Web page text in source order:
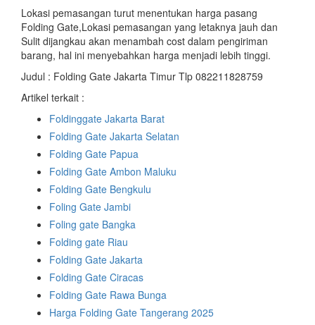
Lokasi pemasangan turut menentukan harga pasang
Folding Gate,Lokasi pemasangan yang letaknya jauh dan
Sulit dijangkau akan menambah cost dalam pengiriman
barang, hal ini menyebahkan harga menjadi lebih tinggi.
Judul : Folding Gate Jakarta Timur Tlp 082211828759
Artikel terkait :
Foldinggate Jakarta Barat
Folding Gate Jakarta Selatan
Folding Gate Papua
Folding Gate Ambon Maluku
Folding Gate Bengkulu
Foling Gate Jambi
Foling gate Bangka
Folding gate Riau
Folding Gate Jakarta
Folding Gate Ciracas
Folding Gate Rawa Bunga
Harga Folding Gate Tangerang 2025